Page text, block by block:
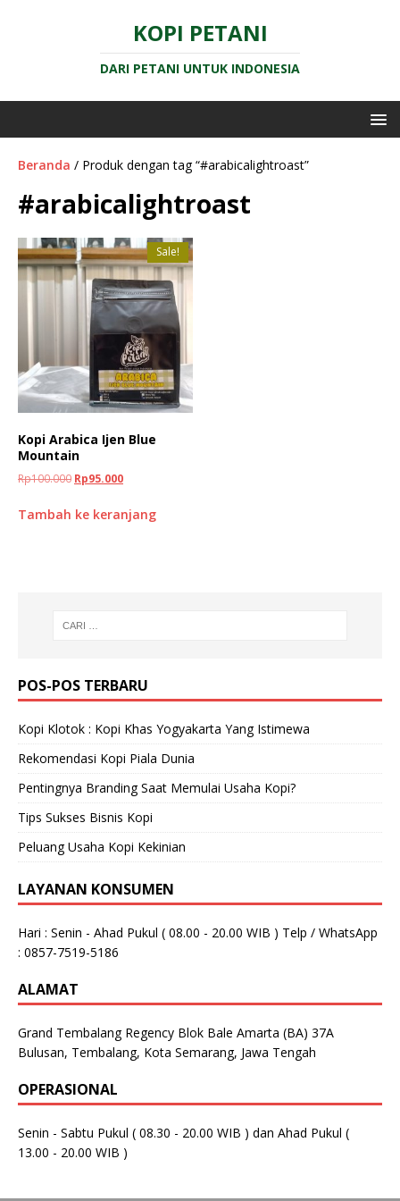
KOPI PETANI
DARI PETANI UNTUK INDONESIA
Beranda / Produk dengan tag “#arabicalightroast”
#arabicalightroast
Sale!
Kopi Arabica Ijen Blue
Mountain
Rp100.000 Rp95.000
Tambah ke keranjang
POS-POS TERBARU
Kopi Klotok : Kopi Khas Yogyakarta Yang Istimewa
Rekomendasi Kopi Piala Dunia
Pentingnya Branding Saat Memulai Usaha Kopi?
Tips Sukses Bisnis Kopi
Peluang Usaha Kopi Kekinian
LAYANAN KONSUMEN
Hari : Senin - Ahad Pukul ( 08.00 - 20.00 WIB ) Telp / WhatsApp
: 0857-7519-5186
ALAMAT
Grand Tembalang Regency Blok Bale Amarta (BA) 37A
Bulusan, Tembalang, Kota Semarang, Jawa Tengah
OPERASIONAL
Senin - Sabtu Pukul ( 08.30 - 20.00 WIB ) dan Ahad Pukul (
13.00 - 20.00 WIB )